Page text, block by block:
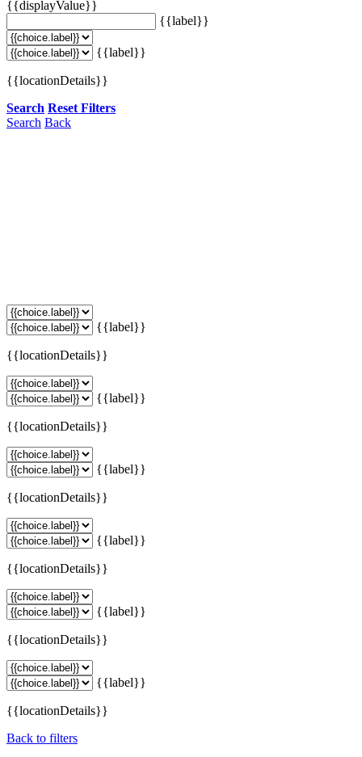
{{displayValue}}
{{label}}
{{label}}
{{locationDetails}}
Search Reset Filters
Search Back
{{label}}
{{locationDetails}}
{{label}}
{{locationDetails}}
{{label}}
{{locationDetails}}
{{label}}
{{locationDetails}}
{{label}}
{{locationDetails}}
{{label}}
{{locationDetails}}
Back to filters